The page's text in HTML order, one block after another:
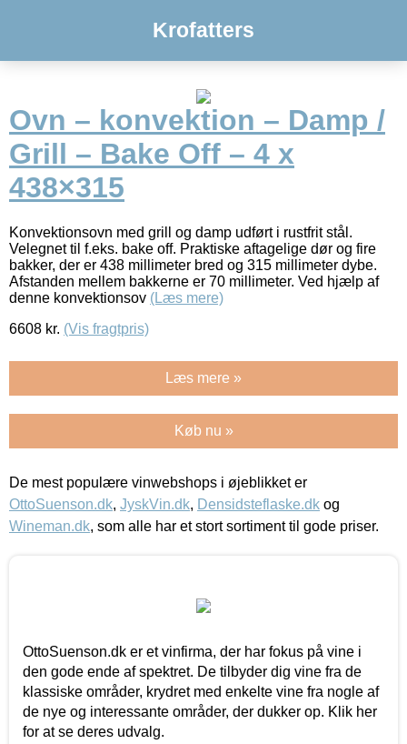
Krofatters
Ovn – konvektion – Damp /
Grill – Bake Off – 4 x
438×315
Konvektionsovn med grill og damp udført i rustfrit stål.
Velegnet til f.eks. bake off. Praktiske aftagelige dør og fire
bakker, der er 438 millimeter bred og 315 millimeter dybe.
Afstanden mellem bakkerne er 70 millimeter. Ved hjælp af
denne konvektionsov (Læs mere)
6608 kr. (Vis fragtpris)
Læs mere »
Køb nu »
De mest populære vinwebshops i øjeblikket er
OttoSuenson.dk, JyskVin.dk, Densidsteflaske.dk og
Wineman.dk, som alle har et stort sortiment til gode priser.
OttoSuenson.dk er et vinfirma, der har fokus på vine i
den gode ende af spektret. De tilbyder dig vine fra de
klassiske områder, krydret med enkelte vine fra nogle af
de nye og interessante områder, der dukker op. Klik her
for at se deres udvalg.